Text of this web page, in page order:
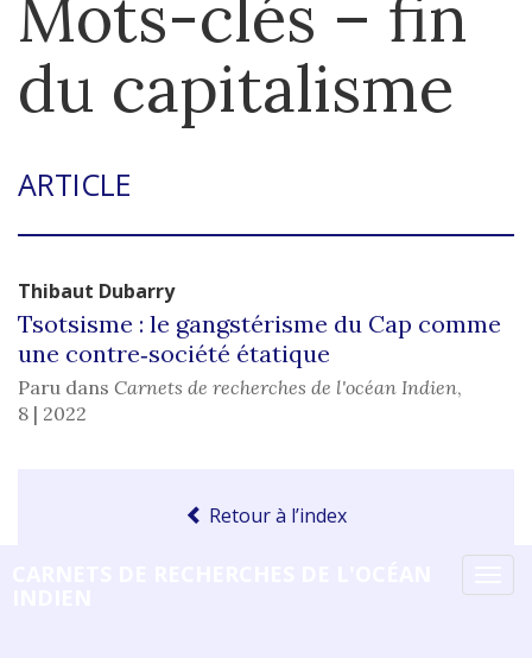
Mots-clés – fin
du capitalisme
ARTICLE
Thibaut Dubarry
Tsotsisme : le gangstérisme du Cap comme
une contre‑société étatique
Paru dans Carnets de recherches de l'océan Indien,
8 | 2022
Retour à l’index